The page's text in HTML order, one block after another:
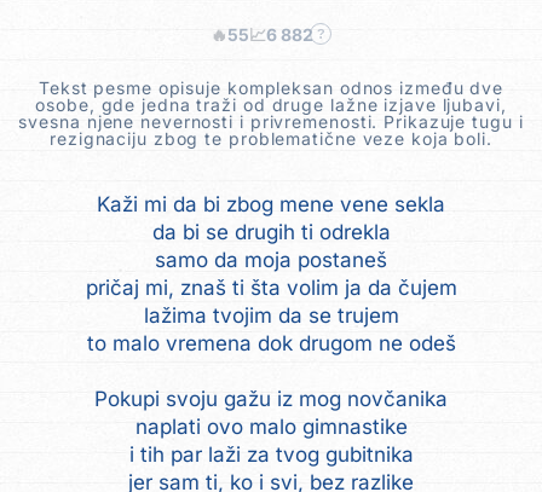
🔥55📈6 882 ?
Tekst pesme opisuje kompleksan odnos između dve
osobe, gde jedna traži od druge lažne izjave ljubavi,
svesna njene nevernosti i privremenosti. Prikazuje tugu i
rezignaciju zbog te problematične veze koja boli.
Kaži mi da bi zbog mene vene sekla
da bi se drugih ti odrekla
samo da moja postaneš
pričaj mi, znaš ti šta volim ja da čujem
lažima tvojim da se trujem
to malo vremena dok drugom ne odeš
Pokupi svoju gažu iz mog novčanika
naplati ovo malo gimnastike
i tih par laži za tvog gubitnika
jer sam ti, ko i svi, bez razlike